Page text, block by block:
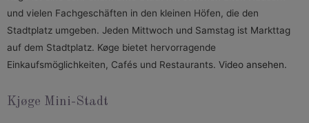
und vielen Fachgeschäften in den kleinen Höfen, die den
Stadtplatz umgeben. Jeden Mittwoch und Samstag ist Markttag
auf dem Stadtplatz. Køge bietet hervorragende
Einkaufsmöglichkeiten, Cafés und Restaurants. Video ansehen.
Kjøge Mini-Stadt